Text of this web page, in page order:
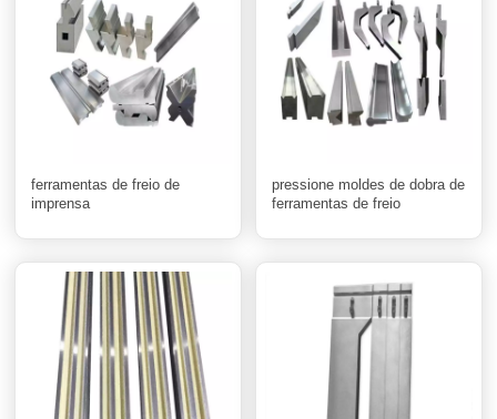
ferramentas de freio de
imprensa
pressione moldes de dobra de
ferramentas de freio